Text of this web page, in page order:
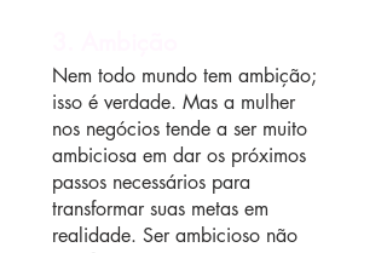
Nem todo mundo tem ambição;
isso é verdade. Mas a mulher
nos negócios tende a ser muito
ambiciosa em dar os próximos
passos necessários para
transformar suas metas em
realidade. Ser ambicioso não